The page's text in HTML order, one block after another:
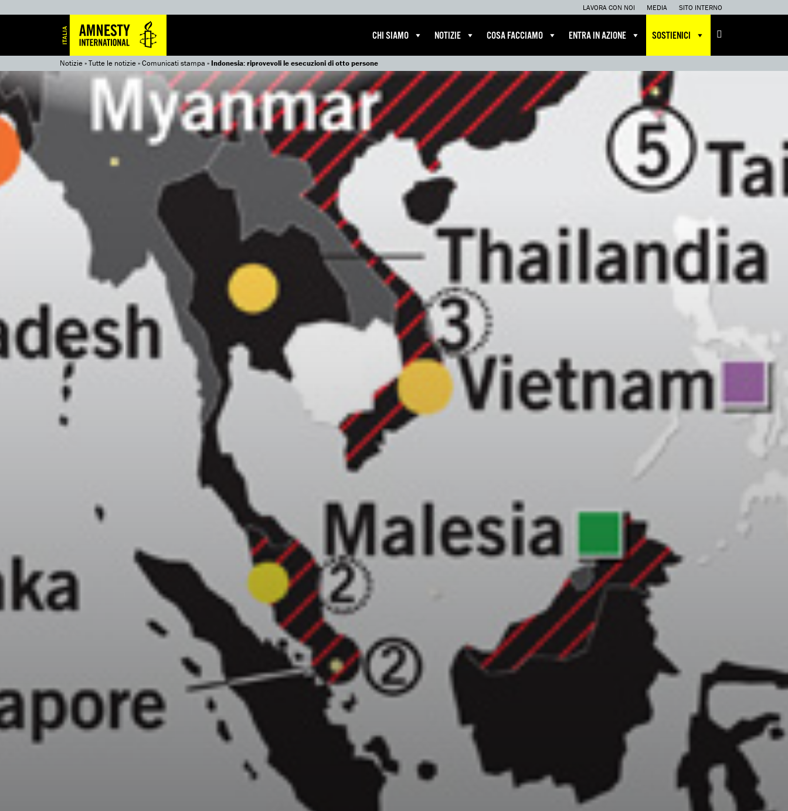
LAVORA CON NOI MEDIA SITO INTERNO
CHI SIAMO NOTIZIE COSA FACCIAMO ENTRA IN AZIONE SOSTIENICI
Notizie»Tutte le notizie»Comunicati stampa »Indonesia: riprovevoli le esecuzioni di otto persone